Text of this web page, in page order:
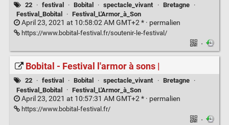
22 · festival · Bobital · spectacle_vivant · Bretagne
·
Festival_Bobital
· Festival_L'Armor_à_Son
April 23, 2021 at 10:58:02 AM GMT+2 * · permalien
https://www.bobital-festival.fr/soutenir-le-festival/
·
Bobital - Festival l'armor à sons |
22 · festival · Bobital · spectacle_vivant · Bretagne
·
Festival_Bobital
· Festival_L'Armor_à_Son
April 23, 2021 at 10:57:31 AM GMT+2 * · permalien
https://www.bobital-festival.fr/
·